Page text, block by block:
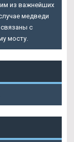
из важнейших
медведи
с
мосту.